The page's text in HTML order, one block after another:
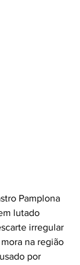
Pamplona
lutado
irregular
na região
por